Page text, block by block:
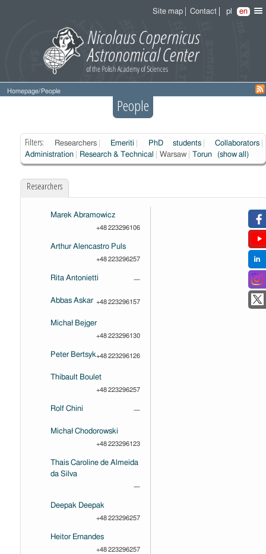
Site map Contact pl en
Homepage/ People
People
Filters: Researchers Emeriti PhD students
Collaborators
Administration
Research & Technical Warsaw Torun (show all)
Researchers
Marek Abramowicz
+48 223296106
Arthur Alencastro Puls
+48 223296257
Rita Antonietti —
Abbas Askar +48 223296157
Michał Bejger
+48 223296130
Peter Bertsyk+48 223296126
Thibault Boulet
+48 223296257
Rolf Chini —
Michał Chodorowski
+48 223296123
Thais Caroline de Almeida
da Silva
—
Deepak Deepak
+48 223296257
Heitor Ernandes
+48 223296257